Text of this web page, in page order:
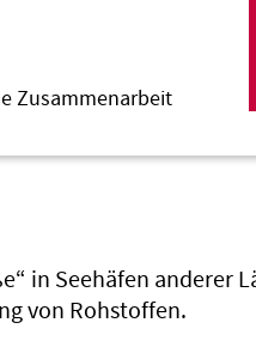
Zusammenarbeit
in Seehäfen anderer
von Rohstoffen.